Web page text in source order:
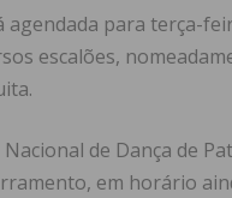
para terça-
escalões,
de Dança de
em horário